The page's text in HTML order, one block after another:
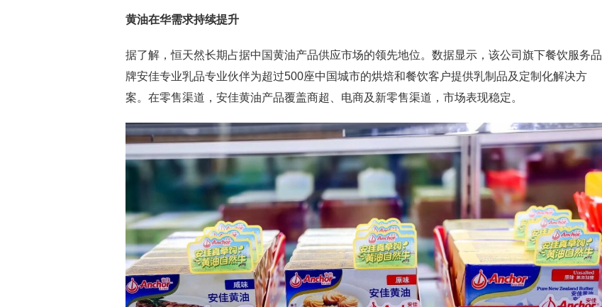
黄油在华需求持续提升
据了解，恒天然长期占据中国黄油产品供应市场的领先地位。数据显示，该公司旗下餐饮服务品
牌安佳专业乳品专业伙伴为超过500座中国城市的烘焙和餐饮客户提供乳制品及定制化解决方
案。在零售渠道，安佳黄油产品覆盖商超、电商及新零售渠道，市场表现稳定。